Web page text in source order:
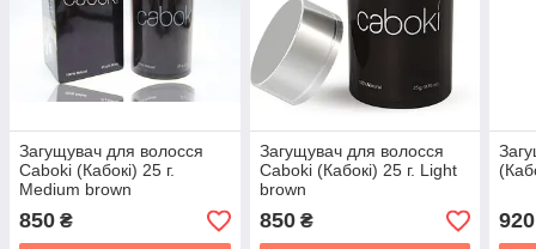
Загущувач для волосся
Caboki (Кабокі) 25 г.
Medium brown
850 ₴
Загущувач для волосся
Caboki (Кабокі) 25 г. Light
brown
850₴ 920